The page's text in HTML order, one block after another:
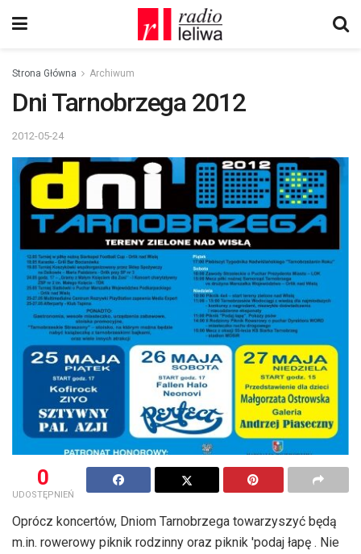
Strona Główna Archiwum
Dni Tarnobrzega 2012
2012-05-24
0
UDOSTĘPNIEŃ
Oprócz koncertów, Dniom Tarnobrzega towarzyszyć będą
m.in. rowerowy piknik rodzinny oraz piknik 'podaj łapę . Nie